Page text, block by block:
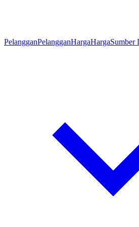
PelangganPelangganHargaHargaSumber